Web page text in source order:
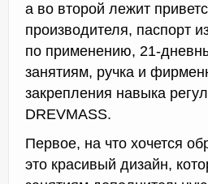
а во второй лежит
производителя, паспорт
по применению, 21-
занятиям, ручка и
закрепления навыка
DREVMASS.
Первое, на что хочется
это красивый дизайн,